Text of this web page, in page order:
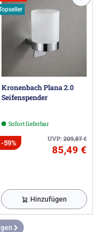
Kronenbach Plana 2.0
Seifenspender
Sofort lieferbar
UVP:209,87€
-59%
85,49 €
Hinzufügen